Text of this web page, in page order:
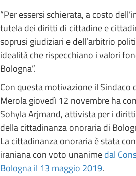
“Per essersi schierata, a costo
tutela dei diritti di cittadine e
soprusi giudiziari e dell’arbitrio
idealità che rispecchiano i valori
Bologna”.
Con questa motivazione il Sindaco
Merola giovedì 12 novembre ha
Sohyla Arjmand, attivista per i
della cittadinanza onoraria di
La cittadinanza onoraria è stata
iraniana con voto unanimedal
Bologna il 13 maggio 2019.